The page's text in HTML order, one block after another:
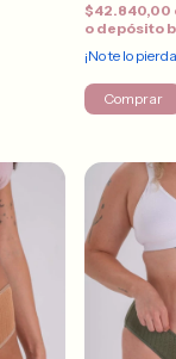
$42.840,00
o depósito
¡No te lo
Comprar